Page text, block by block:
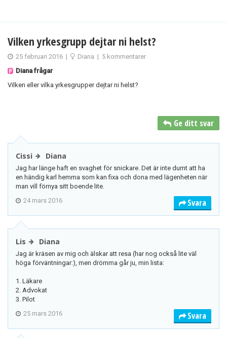
Vilken yrkesgrupp dejtar ni helst?
25 februari 2016 | Diana | 5 kommentarer
Diana frågar
Vilken eller vilka yrkesgrupper dejtar ni helst?
Ge ditt svar
Cissi Diana
Jag har länge haft en svaghet för snickare. Det är inte dumt att ha
en händig karl hemma som kan fixa och dona med lägenheten när
man vill förnya sitt boende lite.
24 mars 2016
Svara
Lis Diana
Jag är kräsen av mig och älskar att resa (har nog också lite väl
höga förväntningar:), men drömma går ju, min lista:
1. Läkare
2. Advokat
3. Pilot
25 mars 2016
Svara